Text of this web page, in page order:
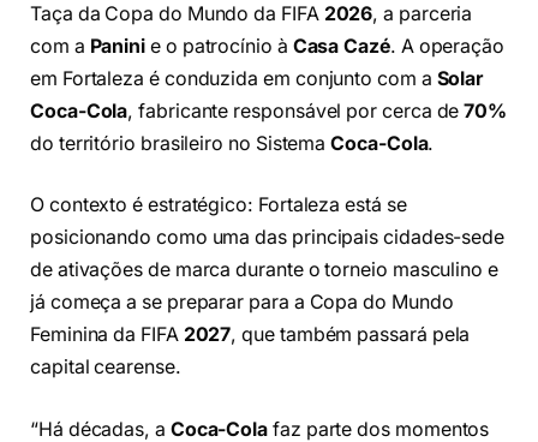
Taça da Copa do Mundo da FIFA 2026, a parceria
com a Panini e o patrocínio à Casa Cazé. A operação
em Fortaleza é conduzida em conjunto com a Solar
Coca-Cola, fabricante responsável por cerca de70%
do território brasileiro no SistemaCoca-Cola.
O contexto é estratégico: Fortaleza está se
posicionando como uma das principais cidades-sede
de ativações de marca durante o torneio masculino e
já começa a se preparar para a Copa do Mundo
Feminina da FIFA 2027, que também passará pela
capital cearense.
“Há décadas, a Coca-Cola faz parte dos momentos